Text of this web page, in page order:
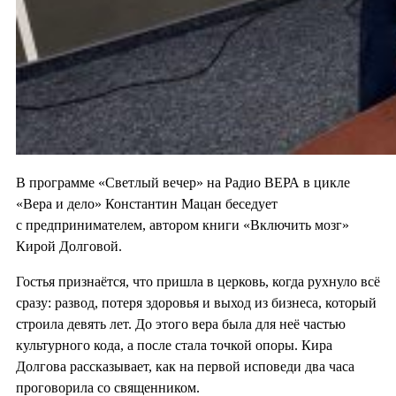
В программе «Светлый вечер» на Радио ВЕРА в цикле
«Вера и дело» Константин Мацан беседует
с предпринимателем, автором книги «Включить мозг»
Кирой Долговой.
Гостья признаётся, что пришла в церковь, когда рухнуло всё
сразу: развод, потеря здоровья и выход из бизнеса, который
строила девять лет. До этого вера была для неё частью
культурного кода, а после стала точкой опоры. Кира
Долгова рассказывает, как на первой исповеди два часа
проговорила со священником.